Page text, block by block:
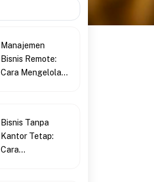
Manajemen
Bisnis Remote:
Cara Mengelola...
Bisnis Tanpa
Kantor Tetap:
Cara...